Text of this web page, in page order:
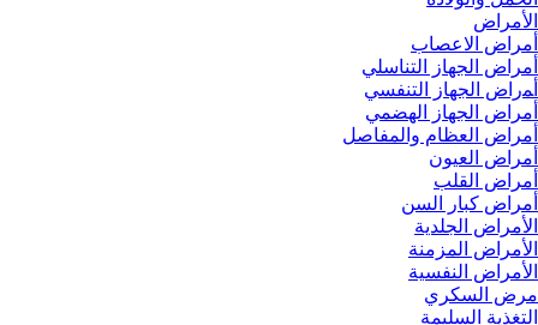
الأمراض
أمراض الاعصاب
أمراض الجهاز التناسلي
أﻤراض اﻟﺠﻬﺎز اﻟﺘﻨﻔﺴﻲ
أمراض الجهاز الهضمي
أمراض العظام والمفاصل
أمراض العيون
أمراض القلب
أمراض كبار السن
الأمراض الجلدية
الأمراض المزمنة
الأمراض النفسية
مرض السكري
التغذية السليمة